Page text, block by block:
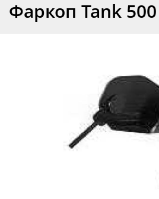
Фаркоп Tank 500